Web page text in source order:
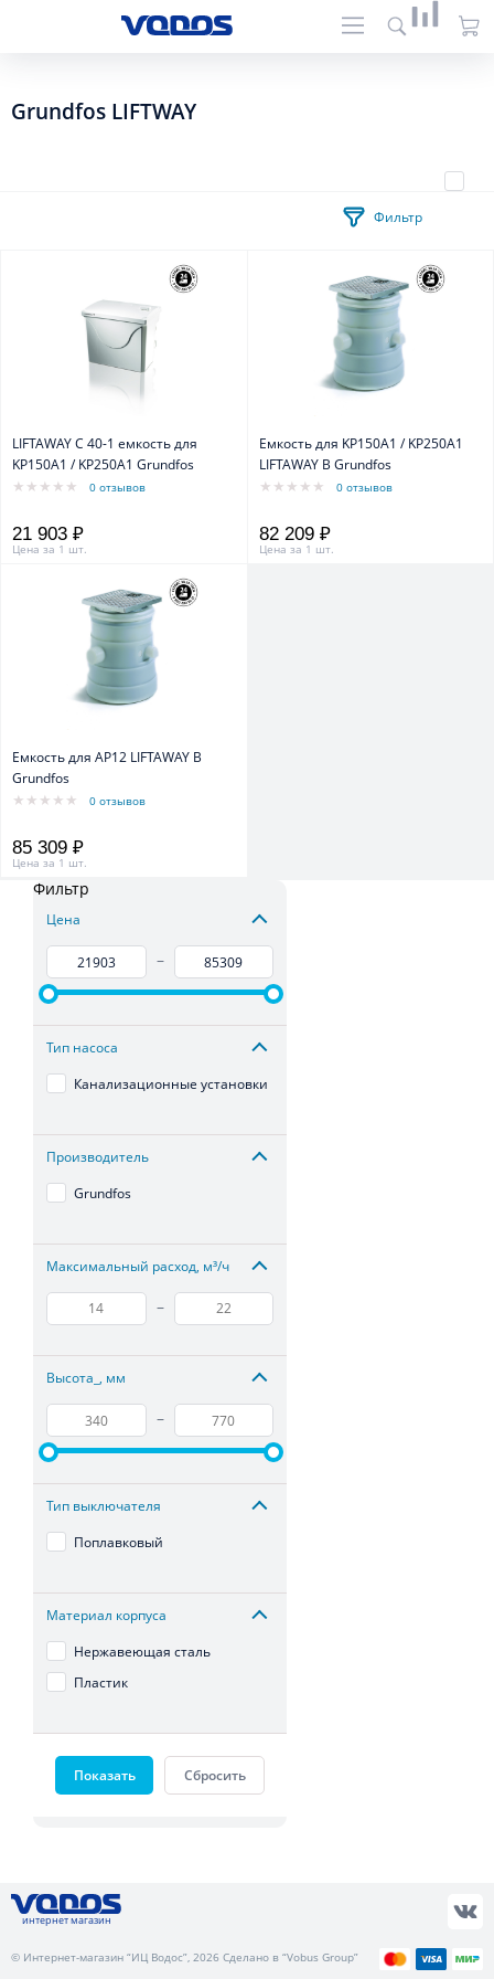
Grundfos LIFTWAY
Фильтр
LIFTAWAY C 40-1 емкость для
KP150A1 / KP250A1 Grundfos
0 отзывов
21 903 ₽
Цена за 1 шт.
Емкость для KP150A1 / KP250A1
LIFTAWAY В Grundfos
0 отзывов
82 209 ₽
Цена за 1 шт.
Емкость для AP12 LIFTAWAY В
Grundfos
0 отзывов
85 309 ₽
Цена за 1 шт.
Фильтр
Цена
–
Тип насоса
Канализационные установки
Производитель
Grundfos
Максимальный расход, м³/ч
–
Высота_, мм
–
Тип выключателя
Поплавковый
Материал корпуса
Нержавеющая сталь
Пластик
Показать Сбросить
интернет магазин
© Интернет-магазин “ИЦ Водос”, 2026 Сделано в “Vobus Group”